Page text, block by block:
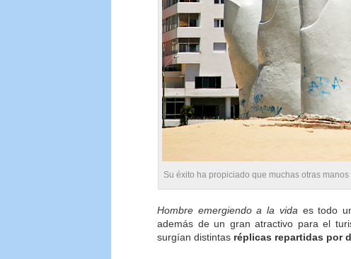
Su éxito ha propiciado que muchas otras
Hombre emergiendo a la vida es todo
además de un gran atractivo para el
surgían distintas réplicas repartidas por